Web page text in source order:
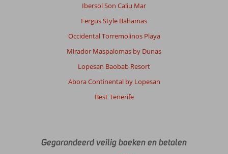
Ibersol Son Caliu Mar
Fergus Style Bahamas
Occidental Torremolinos Playa
Mirador Maspalomas by Dunas
Lopesan Baobab Resort
Abora Continental by Lopesan
Best Tenerife
Gegarandeerd veilig boeken en betalen